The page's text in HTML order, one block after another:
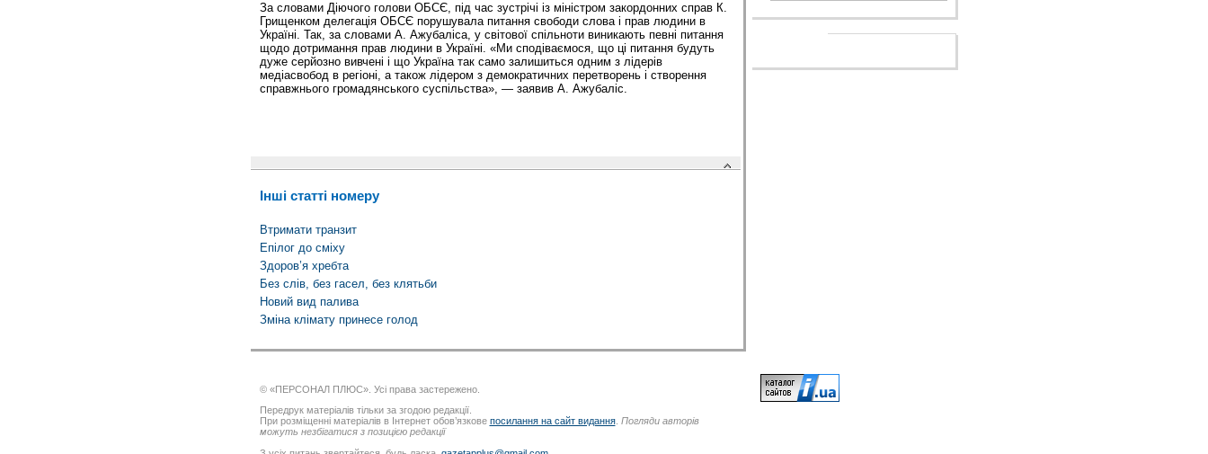
За словами Діючого голови ОБСЄ, під час зустрічі із міністром закордонних справ К.
Грищенком делегація ОБСЄ порушувала питання свободи слова і прав людини в
Україні. Так, за словами А. Ажубаліса, у світової спільноти виникають певні питання
щодо дотримання прав людини в Україні. «Ми сподіваємося, що ці питання будуть
дуже серйозно вивчені і що Україна так само залишиться одним з лідерів
медіасвобод в регіоні, а також лідером з демократичних перетворень і створення
справжнього громадянського суспільства», — заявив А. Ажубаліс.
Інші статті номеру
Втримати транзит
Епілог до сміху
Здоров’я хребта
Без слів, без гасел, без клятьби
Новий вид палива
Зміна клімату принесе голод
© «ПЕРСОНАЛ ПЛЮС». Усі права застережено.
Передрук матеріалів тільки за згодою редакції.
При розміщенні матеріалів в Інтернет обов’язкове посилання на сайт видання. Погляди авторів
можуть незбігатися з позицією редакції